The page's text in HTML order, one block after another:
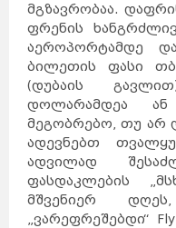
მგზავრობაა.
ფრენის
აეროპორტამდე
ბილეთის ფასი
(დუბაის
დოლარამდეა
მეგობრებო, თუ არ
ადევნებთ
ადვილად
ფასდაკლების
მშვენიერ
„ვარეფრეშებდი“